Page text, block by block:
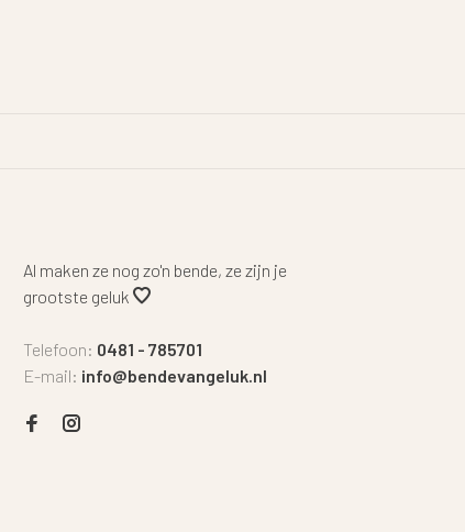
Al maken ze nog zo'n bende, ze zijn je
grootste geluk
Telefoon: 0481 - 785701
E-mail: info@bendevangeluk.nl